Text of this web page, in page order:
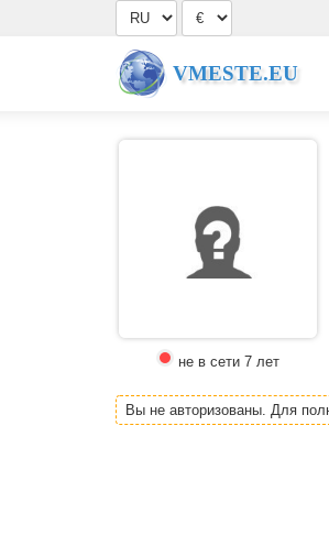
VMESTE.EU
не в сети 7 лет
Вы не авторизованы. Для